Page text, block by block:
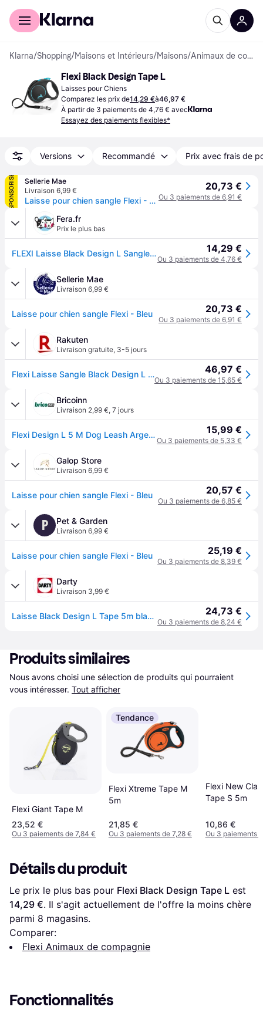
Acheter avec Klarna
Klarna/Shopping/Maisons et Intérieurs/Maisons/ Animaux de compagnie
Flexi Black Design Tape L
Laisses pour Chiens
Comparez les prix de14,29 €à46,97 €
À partir de 3 paiements de 4,76 € avec
Essayez des paiements flexibles*
Versions Recommandé Prix avec frais de
SPONSORISÉ
Sellerie Mae
Livraison 6,99 €
Laisse pour chien sangle Flexi - Bleu
20,73 €
Ou 3 paiements de 6,91 €
Fera.fr
Prix le plus bas
FLEXI Laisse Black Design L Sangle 5 m Bleu 14,29 €
Ou 3 paiements de 4,76 €
Sellerie Mae
Livraison 6,99 €
Laisse pour chien sangle Flexi - Bleu 20,73 €
Ou 3 paiements de 6,91 €
Rakuten
Livraison gratuite, 3-5 jours
Flexi Laisse Sangle Black Design L 5m Bleu 46,97 €
Ou 3 paiements de 15,65 €
Bricoinn
Livraison 2,99 €, 7 jours
Flexi Design L 5 M Dog Leash Argenté 15,99 €
Ou 3 paiements de 5,33 €
Galop Store
Livraison 6,99 €
Laisse pour chien sangle Flexi - Bleu 20,57 €
Ou 3 paiements de 6,85 €
P Pet & Garden
Livraison 6,99 €
Laisse pour chien sangle Flexi - Bleu 25,19 €
Ou 3 paiements de 8,39 €
Darty
Livraison 3,99 €
Laisse Black Design L Tape 5m black/ blue FU32T5-251-S-CHBL 24,73 €
Ou 3 paiements de 8,24 €
Produits similaires
Nous avons choisi une sélection de produits qui pourraient
vous intéresser. Tout afficher
Flexi Giant Tape M
23,52 €
Ou 3 paiements de 7,84 €
Tendance
Flexi Xtreme Tape M
5m
21,85 €
Ou 3 paiements de 7,28 €
Flexi New
Tape S 5m
10,86 €
Ou 3 paiements
Détails du produit
Le prix le plus bas pour Flexi Black Design Tape L
14,29 €. Il s'agit actuellement de l'offre la moins chère
parmi 8 magasins.
Comparer:
Flexi Animaux de compagnie
Fonctionnalités